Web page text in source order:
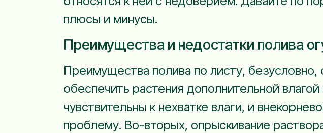
плюсы и минусы.
Преимущества и недостатки полива
Преимущества полива по листу,
обеспечить растения дополнительной
чувствительны к нехватке влаги, и
проблему. Во-вторых, опрыскивание